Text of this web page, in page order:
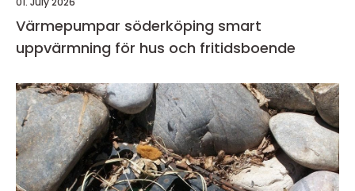
Värmepumpar söderköping smart
uppvärmning för hus och fritidsboende